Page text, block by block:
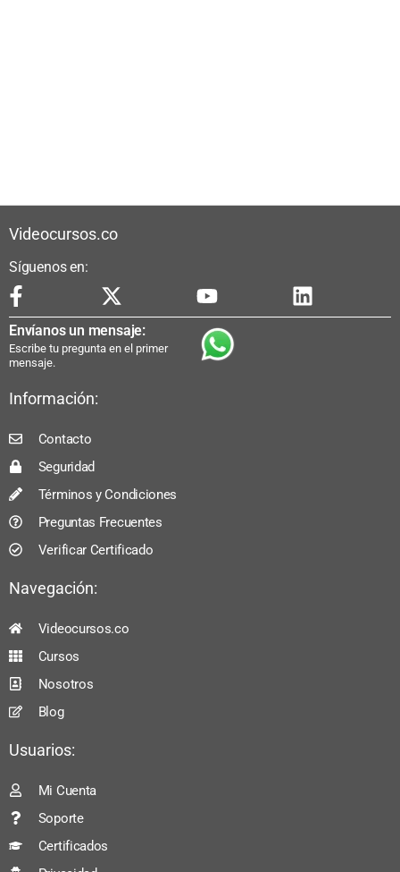
Videocursos.co
Síguenos en:
Envíanos un mensaje:
Escribe tu pregunta en el primer
mensaje.
Información:
Contacto
Seguridad
Términos y Condiciones
Preguntas Frecuentes
Verificar Certificado
Navegación:
Videocursos.co
Cursos
Nosotros
Blog
Usuarios:
Mi Cuenta
Soporte
Certificados